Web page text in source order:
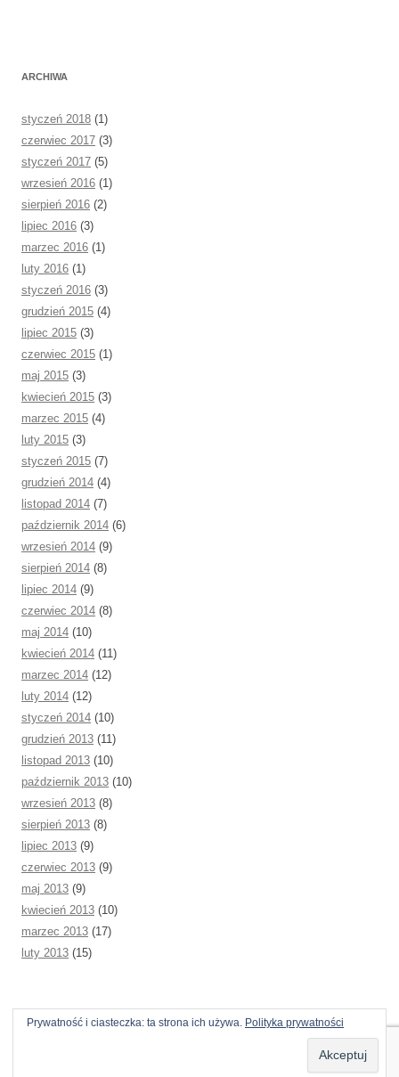
ARCHIWA
styczeń 2018 (1)
czerwiec 2017 (3)
styczeń 2017 (5)
wrzesień 2016 (1)
sierpień 2016 (2)
lipiec 2016 (3)
marzec 2016 (1)
luty 2016 (1)
styczeń 2016 (3)
grudzień 2015 (4)
lipiec 2015 (3)
czerwiec 2015 (1)
maj 2015 (3)
kwiecień 2015 (3)
marzec 2015 (4)
luty 2015 (3)
styczeń 2015 (7)
grudzień 2014 (4)
listopad 2014 (7)
październik 2014 (6)
wrzesień 2014 (9)
sierpień 2014 (8)
lipiec 2014 (9)
czerwiec 2014 (8)
maj 2014 (10)
kwiecień 2014 (11)
marzec 2014 (12)
luty 2014 (12)
styczeń 2014 (10)
grudzień 2013 (11)
listopad 2013 (10)
październik 2013 (10)
wrzesień 2013 (8)
sierpień 2013 (8)
lipiec 2013 (9)
czerwiec 2013 (9)
maj 2013 (9)
kwiecień 2013 (10)
marzec 2013 (17)
luty 2013 (15)
Prywatność i ciasteczka: ta strona ich używa. Polityka prywatności